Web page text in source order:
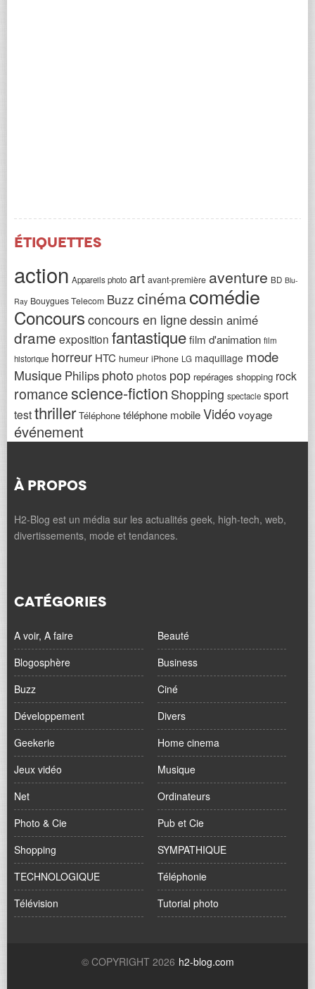
Étiquettes
action Appareils photo art avant-première aventure BD Blu-
Ray Bouygues Telecom Buzz cinémacomédie
Concoursconcours en lignedessin animé
drame exposition fantastiquefilm d'animation film
historique horreur HTC humeur iPhone LG maquillage mode
Musique Philips photo photos pop repérages shopping rock
romancescience-fiction Shopping spectacle sport
testthriller Téléphone téléphone mobileVidéovoyage
événement
À PROPOS
H2-Blog est un média sur les actualités geek, high-tech, web,
divertissements, mode et tendances.
CATÉGORIES
A voir, A faire
Beauté
Blogosphère
Business
Buzz
Ciné
Développement
Divers
Geekerie
Home cinema
Jeux vidéo
Musique
Net
Ordinateurs
Photo & Cie
Pub et Cie
Shopping
SYMPATHIQUE
TECHNOLOGIQUE
Téléphonie
Télévision
Tutorial photo
© COPYRIGHT 2026 h2-blog.com